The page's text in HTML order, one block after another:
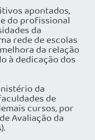
apontados,
do pro­fissional
da
rede de escolas
da relação
à dedicação dos
da
de
cursos, por
Avaliação da